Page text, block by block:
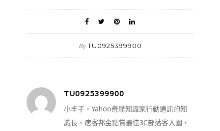
By TU0925399900
TU0925399900
小丰子，Yahoo奇摩知識家行動通訊的知
識長、痞客邦金點賞最佳3C部落客入圍，